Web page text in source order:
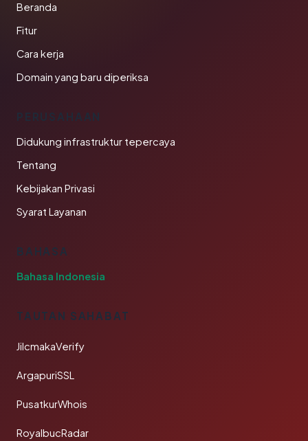
Beranda
Fitur
Cara kerja
Domain yang baru diperiksa
PERUSAHAAN
Didukung infrastruktur tepercaya
Tentang
Kebijakan Privasi
Syarat Layanan
BAHASA
Bahasa Indonesia
TAUTAN SAHABAT
JilcmakaVerify
ArgapuriSSL
PusatkurWhois
RoyalbucRadar